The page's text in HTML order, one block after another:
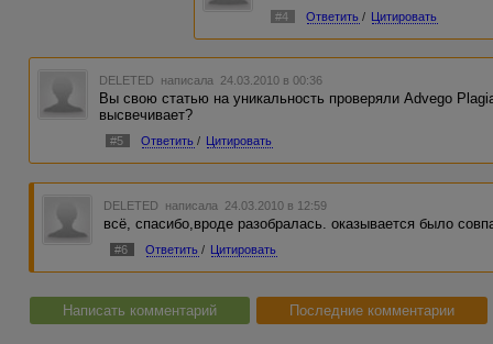
#4 Ответить / Цитировать
DELETED написала 24.03.2010 в 00:36
Вы свою статью на уникальность проверяли Advego
высвечивает?
#5 Ответить / Цитировать
DELETED написала 24.03.2010 в 12:59
всё, спасибо,вроде разобралась. оказывается было
#6 Ответить / Цитировать
Написать комментарий Последние комментарии